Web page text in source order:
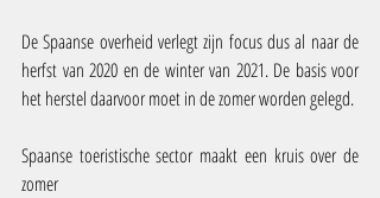
De Spaanse overheid verlegt zijn focus dus al naar de
herfst van 2020 en de winter van 2021. De basis voor
het herstel daarvoor moet in de zomer worden gelegd.
Spaanse toeristische sector maakt een kruis over de
zomer